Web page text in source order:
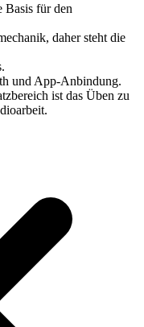
Basis für den
daher steht die
und App-Anbindung.
ist das Üben zu